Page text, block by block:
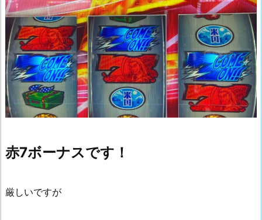
赤7ボーナスです！
厳しいですが